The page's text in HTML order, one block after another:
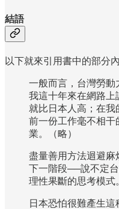
結語
以下就來引用書中的部分
一般而言，台灣勞動
我這十年來在網路上
就比日本人高；在
前一份工作毫不相干
業。（略）
盡量善用方法迴避麻
下一階段──說不定
理性果斷的思考模式
日本恐怕很難產生